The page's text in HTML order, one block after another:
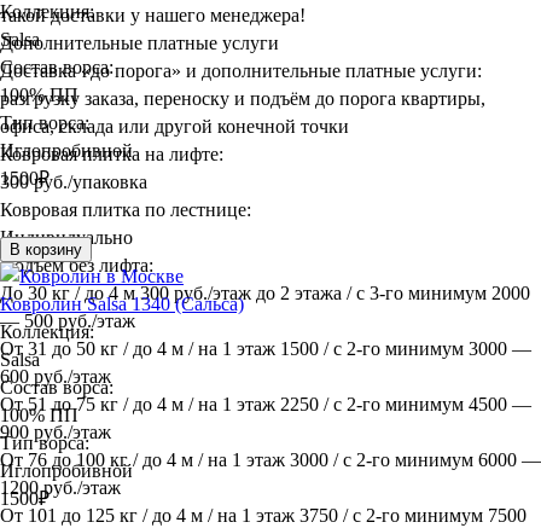
такой доставки у нашего менеджера!
Дополнительные платные услуги
Доставка «до порога» и дополнительные платные услуги:
разгрузку заказа, переноску и подъём до порога квартиры,
офиса, склада или другой конечной точки
Ковровая плитка на лифте:
300 руб./упаковка
Ковровая плитка по лестнице:
Индивидуально
Подъём без лифта:
До 30 кг / до 4 м 300 руб./этаж до 2 этажа / с 3-го минимум 2000
— 500 руб./этаж
От 31 до 50 кг / до 4 м / на 1 этаж 1500 / с 2-го минимум 3000 —
600 руб./этаж
От 51 до 75 кг / до 4 м / на 1 этаж 2250 / с 2-го минимум 4500 —
900 руб./этаж
От 76 до 100 кг / до 4 м / на 1 этаж 3000 / с 2-го минимум 6000 —
1200 руб./этаж
От 101 до 125 кг / до 4 м / на 1 этаж 3750 / с 2-го минимум 7500
Коллекция:
Salsa
Состав ворса:
100% ПП
Тип ворса:
Иглопробивной
1500₽
В корзину
Ковролин Salsa 1340 (Сальса)
Коллекция:
Salsa
Состав ворса:
100% ПП
Тип ворса:
Иглопробивной
1500₽